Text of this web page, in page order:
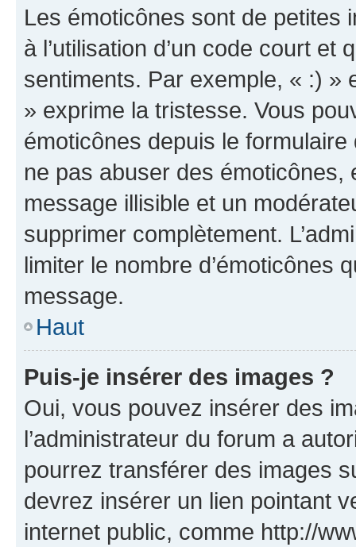
Les émoticônes sont de petites
à l’utilisation d’un code court et
sentiments. Par exemple, « :) »
» exprime la tristesse. Vous
émoticônes depuis le
ne pas abuser des
message illisible et un
supprimer complètement.
limiter le nombre d’émoticônes
message.
Haut
Puis-je insérer des images ?
Oui, vous pouvez insérer des
l’administrateur du forum a
pourrez transférer des images
devrez insérer un lien pointant
internet public, comme http://